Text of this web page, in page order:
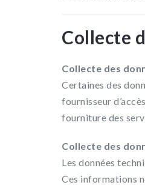
Collecte
Collecte des
Certaines des
fournisseur
fourniture des
Collecte des
Les données
Ces informations